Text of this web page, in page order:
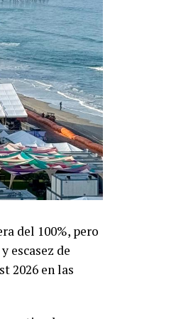
del 100%, pero
escasez de
2026 en las